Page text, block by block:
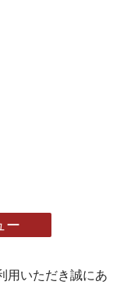
ー
用いただき誠にあ